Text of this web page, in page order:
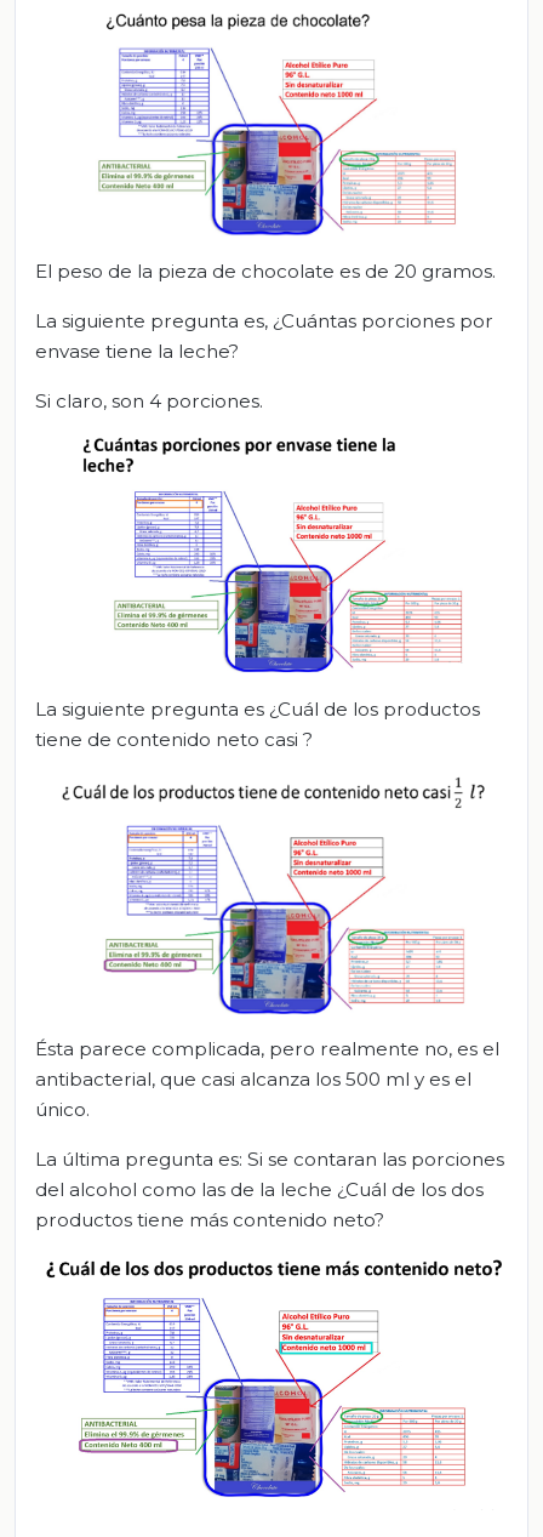
El peso de la pieza de chocolate es de 20 gramos.
La siguiente pregunta es, ¿Cuántas porciones por
envase tiene la leche?
Si claro, son 4 porciones.
La siguiente pregunta es ¿Cuál de los productos
tiene de contenido neto casi ?
Ésta parece complicada, pero realmente no, es el
antibacterial, que casi alcanza los 500 ml y es el
único.
La última pregunta es: Si se contaran las porciones
del alcohol como las de la leche ¿Cuál de los dos
productos tiene más contenido neto?